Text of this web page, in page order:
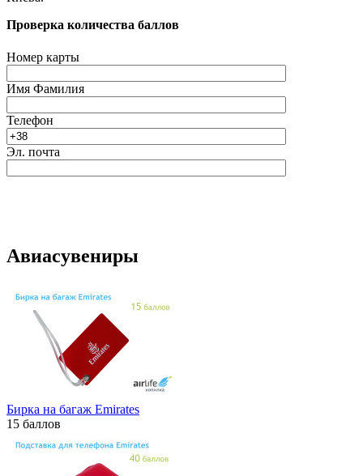
Проверка количества баллов
Номер карты
Имя Фамилия
Телефон
Эл. почта
Авиасувениры
Бирка на багаж Emirates
15 баллов